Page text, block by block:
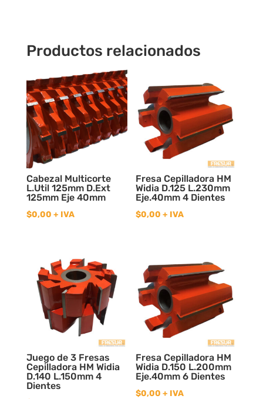
Productos relacionados
Cabezal Multicorte
L.Util 125mm D.Ext
125mm Eje 40mm
$0,00 + IVA
Fresa Cepilladora HM
Widia D.125 L.230mm
Eje.40mm 4 Dientes
$0,00 + IVA
Juego de 3 Fresas
Cepilladora HM Widia
D.140 L.150mm 4
Dientes
Fresa Cepilladora HM
Widia D.150 L.200mm
Eje.40mm 6 Dientes
$0,00 + IVA